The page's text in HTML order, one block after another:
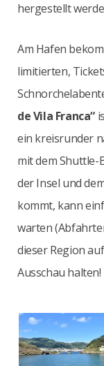
hergestellt
Am Hafen
limitierten,
de Vila Franca“
ein kreisrunder
mit dem
der Insel und
kommt, kann
warten
dieser Region
Ausschau halten!